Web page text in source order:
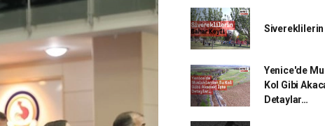
Sivereklilerin
Yenice'de
Kol Gibi
Detaylar…